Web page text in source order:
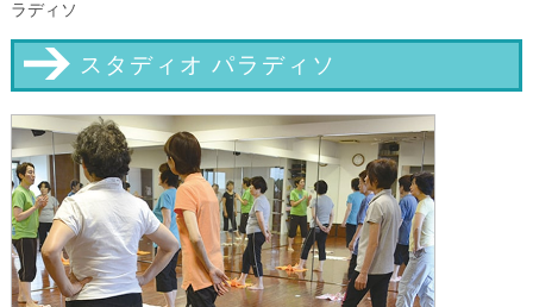
ラディソ
スタディオ パラディソ